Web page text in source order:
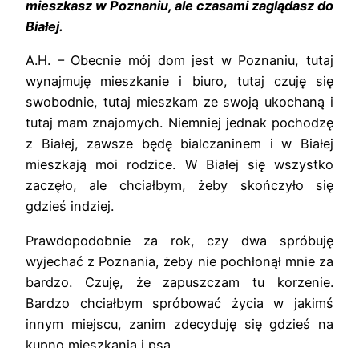
mieszkasz w Poznaniu, ale czasami zaglądasz do
Białej.
A.H. – Obecnie mój dom jest w Poznaniu, tutaj
wynajmuję mieszkanie i biuro, tutaj czuję się
swobodnie, tutaj mieszkam ze swoją ukochaną i
tutaj mam znajomych. Niemniej jednak pochodzę
z Białej, zawsze będę bialczaninem i w Białej
mieszkają moi rodzice. W Białej się wszystko
zaczęło, ale chciałbym, żeby skończyło się
gdzieś indziej.
Prawdopodobnie za rok, czy dwa spróbuję
wyjechać z Poznania, żeby nie pochłonął mnie za
bardzo. Czuję, że zapuszczam tu korzenie.
Bardzo chciałbym spróbować życia w jakimś
innym miejscu, zanim zdecyduję się gdzieś na
kupno mieszkania i psa.